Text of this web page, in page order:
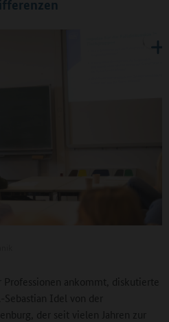
ankommt, diskutierte
Idel von der
der seit vielen Jahren zur